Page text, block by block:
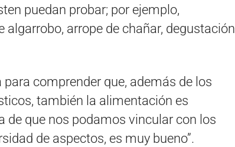
puedan probar; por ejemplo,
arrope de chañar, degustación
para comprender que, además de los
también la alimentación es
de que nos podamos vincular con los
de aspectos, es muy bueno”.